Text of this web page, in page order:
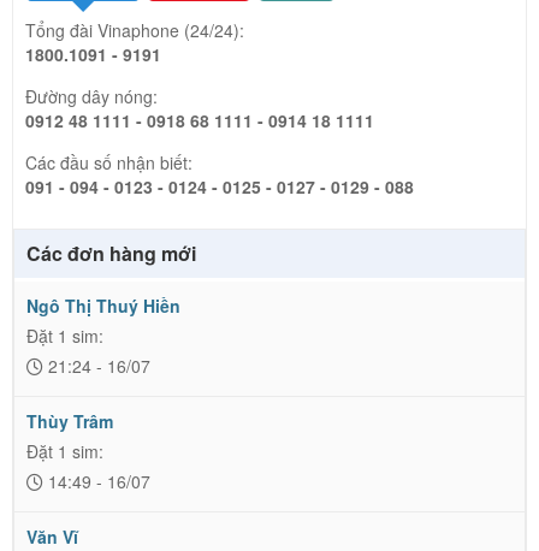
Tổng đài Vinaphone (24/24):
1800.1091 - 9191
Đường dây nóng:
0912 48 1111 - 0918 68 1111 - 0914 18 1111
Các đầu số nhận biết:
091 - 094 - 0123 - 0124 - 0125 - 0127 - 0129 - 088
Các đơn hàng mới
Ngô Thị Thuý Hiền
Đặt 1 sim:
21:24 - 16/07
Thùy Trâm
Đặt 1 sim:
14:49 - 16/07
Văn Vĩ